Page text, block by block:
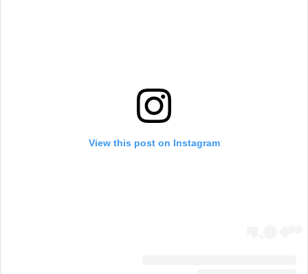
View this post on Instagram